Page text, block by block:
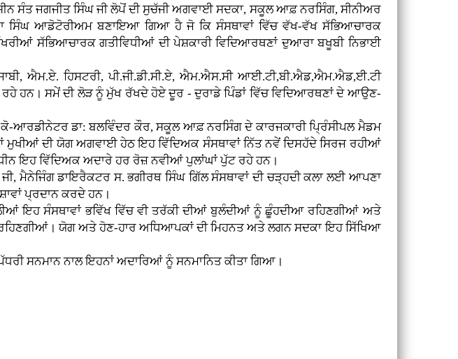
ਸੰਤ ਜਗਜੀਤ ਸਿੰਘ ਜੀ ਲੋਪੋਂ ਦੀ ਸੁਚੱਜੀ ਅਗਵਾਈ ਸਦਕਾ, ਸਕੂਲ ਆਫ਼ ਨਰਸਿੰਗ, ਸੀਨੀਅਰ
ਸਿੰਘ ਆਡੋਟੋਰੀਅਮ ਬਣਾਇਆ ਗਿਆ ਹੈ ਜੋ ਕਿ ਸੰਸਥਾਵਾਂ ਵਿੱਚ ਵੱਖ-ਵੱਖ ਸੱਭਿਆਚਾਰਕ
ਸੱਭਿਆਚਾਰਕ ਗਤੀਵਿਧੀਆਂ ਦੀ ਪੇਸ਼ਕਾਰੀ ਵਿਦਿਆਰਥਣਾਂ ਦੁਆਰਾ ਬਖੂਬੀ ਨਿਭਾਈ
ਐਮ.ਏ. ਹਿਸਟਰੀ, ਪੀ.ਜੀ.ਡੀ.ਸੀ.ਏ, ਐਮ.ਐਸ.ਸੀ ਆਈ.ਟੀ,ਬੀ.ਐਡ,ਐਮ.ਐਡ,ਈ.ਟੀ
ਹਨ। ਸਮੇਂ ਦੀ ਲੋੜ ਨੂੰ ਮੁੱਖ ਰੱਖਦੇ ਹੋਏ ਦੂਰ - ਦੁਰਾਡੇ ਪਿੰਡਾਂ ਵਿੱਚ ਵਿਦਿਆਰਥਣਾਂ ਦੇ ਆਉਣ-
ਡਾ: ਬਲਵਿੰਦਰ ਕੌਰ, ਸਕੂਲ ਆਫ਼ ਨਰਸਿੰਗ ਦੇ ਕਾਰਜਕਾਰੀ ਪ੍ਰਿੰਸੀਪਲ ਮੈਡਮ
ਦੀ ਯੋਗ ਅਗਵਾਈ ਹੇਠ ਇਹ ਵਿੱਦਿਅਕ ਸੰਸਥਾਵਾਂ ਨਿੱਤ ਨਵੇਂ ਦਿਸਹੱਦੇ ਸਿਰਜ ਰਹੀਆਂ
ਇਹ ਵਿੱਦਿਅਕ ਅਦਾਰੇ ਹਰ ਰੋਜ਼ ਨਵੀਆਂ ਪੁਲਾਂਘਾਂ ਪੁੱਟ ਰਹੇ ਹਨ।
ਡਾਇਰੈਕਟਰ ਸ. ਭਗੀਰਥ ਸਿੰਘ ਗਿੱਲ ਸੰਸਥਾਵਾਂ ਦੀ ਚੜ੍ਹਦੀ ਕਲਾ ਲਈ ਆਪਣਾ
ਪ੍ਰਦਾਨ ਕਰਦੇ ਹਨ।
ਸੰਸਥਾਵਾਂ ਭਵਿੱਖ ਵਿੱਚ ਵੀ ਤਰੱਕੀ ਦੀਆਂ ਬੁਲੰਦੀਆਂ ਨੂੰ ਛੂੰਹਦੀਆ ਰਹਿਣਗੀਆਂ ਅਤੇ
ਯੋਗ ਅਤੇ ਹੋਣ-ਹਾਰ ਅਧਿਆਪਕਾਂ ਦੀ ਮਿਹਨਤ ਅਤੇ ਲਗਨ ਸਦਕਾ ਇਹ ਸਿੱਖਿਆ
ਨਾਲ ਇਹਨਾਂ ਅਦਾਰਿਆਂ ਨੂੰ ਸਨਮਾਨਿਤ ਕੀਤਾ ਗਿਆ।